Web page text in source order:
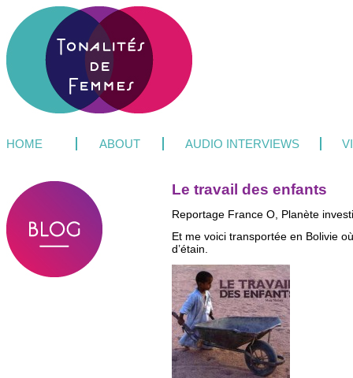
HOME ABOUT AUDIO INTERVIEWS
Le travail des enfants
Reportage France O, Planète
Et me voici transportée en Bolivie
d’étain.